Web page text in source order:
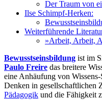
Der Traum von
Ilse Schimpf-Herken:
Weiterführende
»Arbeit, Arbeit,
Bewusstseinsbildung ist im
Paulo Freire das breitere
eine Anhäufung von
Denken in gesellschaftlichen
Pädagogik und die Fähigkeit